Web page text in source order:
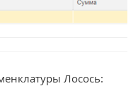
Лосось: